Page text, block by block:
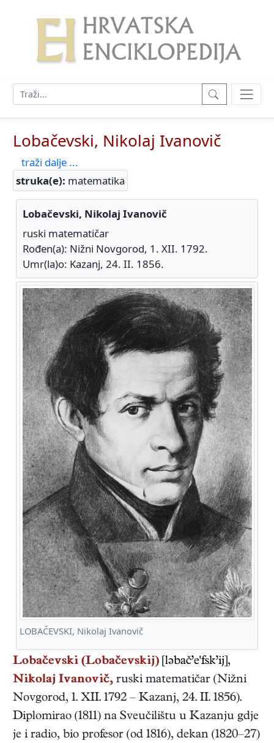
Lobačevski, Nikolaj Ivanovič
traži dalje ...
struka(e): matematika
Lobačevski, Nikolaj Ivanovič
ruski matematičar
Rođen(a): Nižni Novgorod, 1. XII. 1792.
Umr(la)o: Kazanj, 24. II. 1856.
LOBAČEVSKI, Nikolaj Ivanovič
Lobačevski (Lobačevskij) [ləbač’e'fsk’ij],
Nikolaj Ivanovič, ruski matematičar (Nižni
Novgorod, 1. XII. 1792 – Kazanj, 24. II. 1856).
Diplomirao (1811) na Sveučilištu u Kazanju gdje
je i radio, bio profesor (od 1816), dekan (1820–27)